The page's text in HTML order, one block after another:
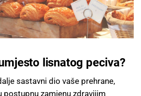
lisnatog peciva?
sastavni dio vaše prehrane,
postupnu zamjenu zdravijim